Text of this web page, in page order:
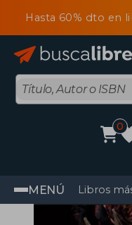
Hasta 60% dto en
0
MENÚ Libros